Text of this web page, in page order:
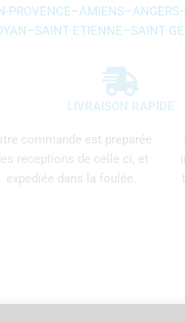
PROVENCE–AMIENS–ANGERS–
–SAINT ETIENNE–SAINT
LIVRAISON RAPIDE
commande est preparée
receptions de celle ci, et
expediée dans la foulée.